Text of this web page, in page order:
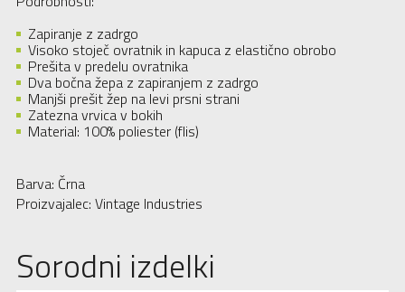
Zapiranje z zadrgo
Visoko stoječ ovratnik in kapuca z elastično obrobo
Prešita v predelu ovratnika
Dva bočna žepa z zapiranjem z zadrgo
Manjši prešit žep na levi prsni strani
Zatezna vrvica v bokih
Material: 100% poliester (flis)
Barva: Črna
Proizvajalec: Vintage Industries
Sorodni izdelki